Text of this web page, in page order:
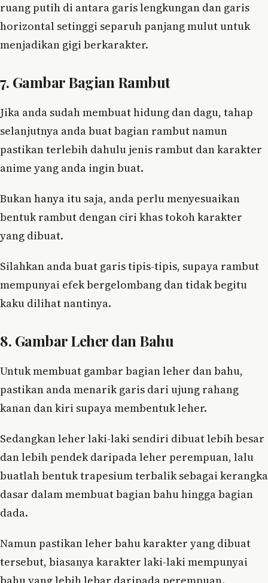
ruang putih di antara garis lengkungan dan garis
horizontal setinggi separuh panjang mulut untuk
menjadikan gigi berkarakter.
7. Gambar Bagian Rambut
Jika anda sudah membuat hidung dan dagu, tahap
selanjutnya anda buat bagian rambut namun
pastikan terlebih dahulu jenis rambut dan karakter
anime yang anda ingin buat.
Bukan hanya itu saja, anda perlu menyesuaikan
bentuk rambut dengan ciri khas tokoh karakter
yang dibuat.
Silahkan anda buat garis tipis-tipis, supaya rambut
mempunyai efek bergelombang dan tidak begitu
kaku dilihat nantinya.
8. Gambar Leher dan Bahu
Untuk membuat gambar bagian leher dan bahu,
pastikan anda menarik garis dari ujung rahang
kanan dan kiri supaya membentuk leher.
Sedangkan leher laki-laki sendiri dibuat lebih besar
dan lebih pendek daripada leher perempuan, lalu
buatlah bentuk trapesium terbalik sebagai kerangka
dasar dalam membuat bagian bahu hingga bagian
dada.
Namun pastikan leher bahu karakter yang dibuat
tersebut, biasanya karakter laki-laki mempunyai